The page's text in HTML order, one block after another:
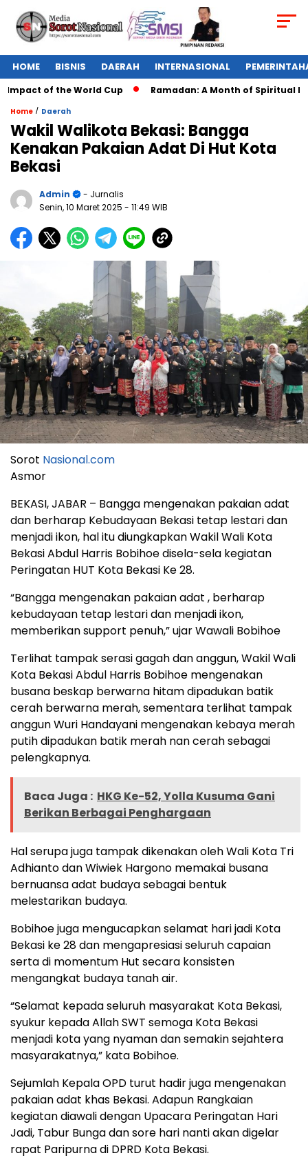
HOME BISNIS DAERAH INTERNASIONAL
of the World Cup Ramadan: A Month of Spiritual
Home / Daerah
Wakil Walikota Bekasi: Bangga
Kenakan Pakaian Adat Di Hut Kota
Bekasi
Admin
- Jurnalis
Senin, 10 Maret 2025 - 11:49 WIB
Sorot Nasional.com
Asmor
BEKASI, JABAR – Bangga mengenakan pakaian adat
dan berharap Kebudayaan Bekasi tetap lestari dan
menjadi ikon, hal itu diungkapkan Wakil Wali Kota
Bekasi Abdul Harris Bobihoe disela-sela kegiatan
Peringatan HUT Kota Bekasi Ke 28.
“Bangga mengenakan pakaian adat , berharap
kebudayaan tetap lestari dan menjadi ikon,
memberikan support penuh,” ujar Wawali Bobihoe
Terlihat tampak serasi gagah dan anggun, Wakil Wali
Kota Bekasi Abdul Harris Bobihoe mengenakan
busana beskap berwarna hitam dipadukan batik
cerah berwarna merah, sementara terlihat tampak
anggun Wuri Handayani mengenakan kebaya merah
putih dipadukan batik merah nan cerah sebagai
pelengkapnya.
Baca Juga : HKG Ke-52, Yolla Kusuma Gani
Berikan Berbagai Penghargaan
Hal serupa juga tampak dikenakan oleh Wali Kota Tri
Adhianto dan Wiwiek Hargono memakai busana
bernuansa adat budaya sebagai bentuk
melestarikan budaya.
Bobihoe juga mengucapkan selamat hari jadi Kota
Bekasi ke 28 dan mengapresiasi seluruh capaian
serta di momentum Hut secara konsisten
mengangkat budaya tanah air.
“Selamat kepada seluruh masyarakat Kota Bekasi,
syukur kepada Allah SWT semoga Kota Bekasi
menjadi kota yang nyaman dan semakin sejahtera
masyarakatnya,” kata Bobihoe.
Sejumlah Kepala OPD turut hadir juga mengenakan
pakaian adat khas Bekasi. Adapun Rangkaian
kegiatan diawali dengan Upacara Peringatan Hari
Jadi, Tabur Bunga dan sore hari nanti akan digelar
rapat Paripurna di DPRD Kota Bekasi.